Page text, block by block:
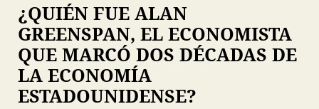
¿QUIÉN FUE ALAN
GREENSPAN, EL ECONOMISTA
QUE MARCÓ DOS DÉCADAS DE
LA ECONOMÍA
ESTADOUNIDENSE?